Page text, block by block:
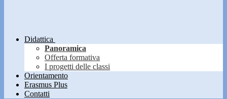
Didattica
Panoramica
Offerta formativa
I progetti delle classi
Orientamento
Erasmus Plus
Contatti